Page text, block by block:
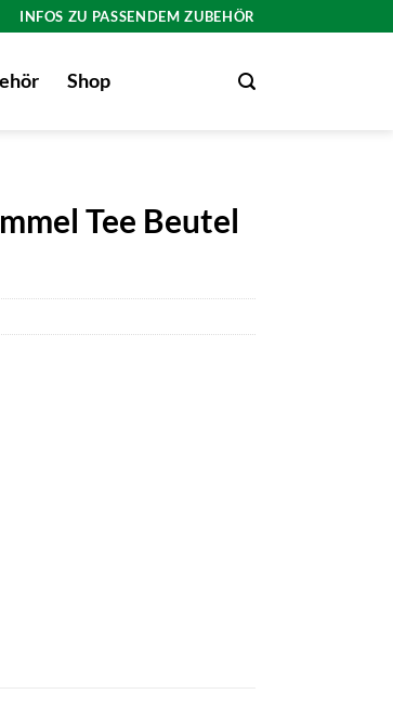
INFOS ZU PASSENDEM ZUBEHÖR
Shop
Tee Beutel